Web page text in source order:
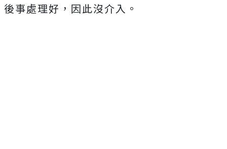
後事處理好，因此沒介入。